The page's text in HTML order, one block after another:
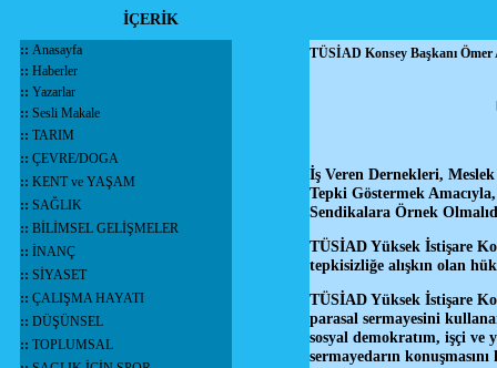
İÇERİK
:: Anasayfa
:: Haberler
:: Yazarlar
:: Sesli Makale
:: TARIM
:: ÇEVRE/DOGA
:: KENT ve YAŞAM
:: SAĞLIK
:: BİLİMSEL GELİŞMELER
:: İNANÇ
:: SİYASET
:: ÇALIŞMA HAYATI
:: DÜŞÜNSEL
:: TOPLUMSAL
TÜSİAD Konsey Başkanı Ömer
İş Veren Dernekleri,
Tepki Göstermek
Sendikalara Örnek
TÜSİAD Yüksek İstişare
tepkisizliğe alışkın olan
TÜSİAD Yüksek İstişare
parasal sermayesini
sosyal demokratım, işçi ve
sermayedarın